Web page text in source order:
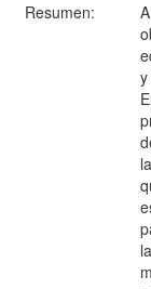
Resumen: